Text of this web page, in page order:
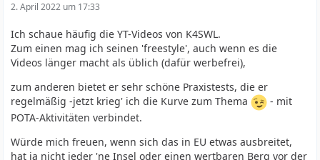
2. April 2022 um 17:33
Ich schaue häufig die YT-Videos von K4SWL.
Zum einen mag ich seinen 'freestyle', auch wenn es die
Videos länger macht als üblich (dafür werbefrei),
zum anderen bietet er sehr schöne Praxistests, die er
regelmäßig -jetzt krieg' ich die Kurve zum Thema
- mit
POTA-Aktivitäten verbindet.
Würde mich freuen, wenn sich das in EU etwas ausbreitet,
hat ja nicht jeder 'ne Insel oder einen wertbaren Berg vor der